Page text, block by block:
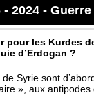
2024 -
pour les Kurdes
d’Erdogan ?
Syrie sont
», aux